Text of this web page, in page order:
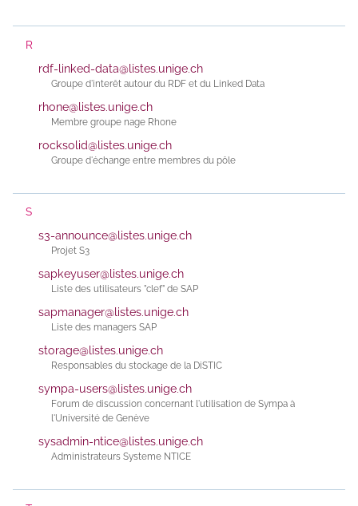
R
rdf-linked-data@listes.unige.ch
Groupe d'interêt autour du RDF et du Linked Data
rhone@listes.unige.ch
Membre groupe nage Rhone
rocksolid@listes.unige.ch
Groupe d'échange entre membres du pôle
S
s3-announce@listes.unige.ch
Projet S3
sapkeyuser@listes.unige.ch
Liste des utilisateurs "clef" de SAP
sapmanager@listes.unige.ch
Liste des managers SAP
storage@listes.unige.ch
Responsables du stockage de la DiSTIC
sympa-users@listes.unige.ch
Forum de discussion concernant l'utilisation de Sympa à
l'Université de Genève
sysadmin-ntice@listes.unige.ch
Administrateurs Systeme NTICE